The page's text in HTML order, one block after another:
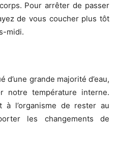
Pour arrêter de passer
de vous coucher plus tôt
midi.
grande majorité d’eau,
notre température interne.
à l’organisme de rester au
les changements de